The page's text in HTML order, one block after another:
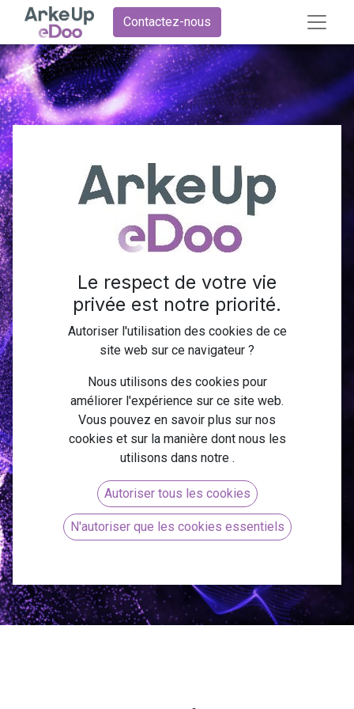
Contactez-nous
Boostez
votre
productivité
avec
Odoo Projet
Débloquez le plein potentiel de vos projets
grâce à Odoo Projet et propulsez votre réussite
vers de nouveaux sommets !
Le respect de votre vie
privée est notre priorité.
Autoriser l'utilisation des cookies de ce
site web sur ce navigateur ?
Nous utilisons des cookies pour
améliorer l'expérience sur ce site web.
Vous pouvez en savoir plus sur nos
cookies et sur la manière dont nous les
utilisons dans notre .
Autoriser tous les cookies
N'autoriser que les cookies essentiels